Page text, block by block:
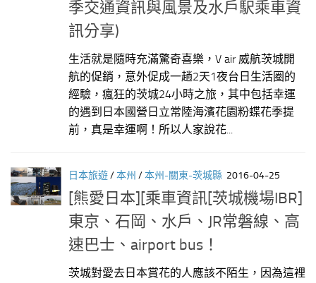
季交通資訊與風景及水戶駅乘車資
訊分享)
生活就是隨時充滿驚奇喜樂，V air 威航茨城開
航的促銷，意外促成一趟2天1夜台日生活圈的
經驗，瘋狂的茨城24小時之旅，其中包括幸運
的遇到日本國營日立常陸海濱花園粉蝶花季提
前，真是幸運啊！所以人家說花...
日本旅遊/本州 /本州-關東-茨城縣 2016-04-25
[熊愛日本][乘車資訊[茨城機場IBR]
東京、石岡、水戶、JR常磐線、高
速巴士、airport bus！
茨城對愛去日本賞花的人應該不陌生，因為這裡